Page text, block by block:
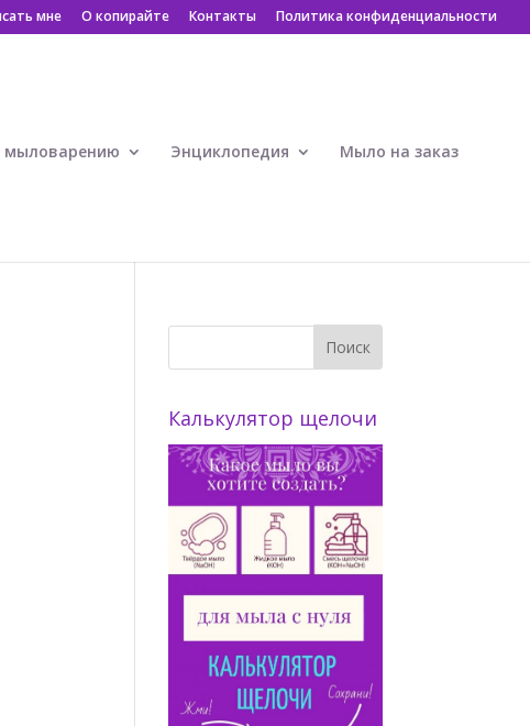
мне О копирайте Контакты Политика конфиденциальности
мыловарению Энциклопедия Мыло на заказ
Калькулятор щелочи